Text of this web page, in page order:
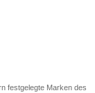
festgelegte Marken des